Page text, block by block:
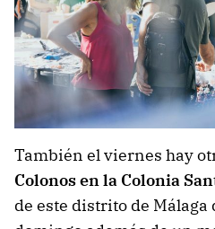
También el viernes hay
Colonos en la Colonia
de este distrito de Málaga